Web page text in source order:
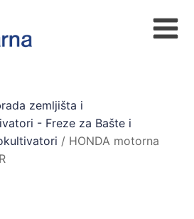
zemljišta i
- Freze za Bašte i
/ HONDA motorna